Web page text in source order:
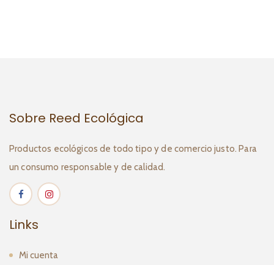
Sobre Reed Ecológica
Productos ecológicos de todo tipo y de comercio justo. Para
un consumo responsable y de calidad.
Links
Mi cuenta